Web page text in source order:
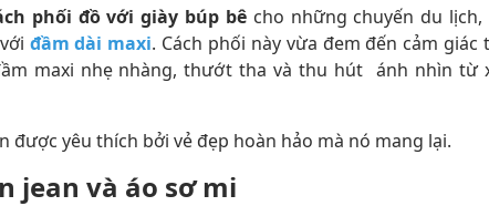
phối đồ với giày búp bêcho những chuyến du lịch,
đầm dài maxi. Cách phối này vừa đem đến cảm giác
maxi nhẹ nhàng, thướt tha và thu hút ánh nhìn từ
yêu thích bởi vẻ đẹp hoàn hảo mà nó mang lại.
jean và áo sơ mi